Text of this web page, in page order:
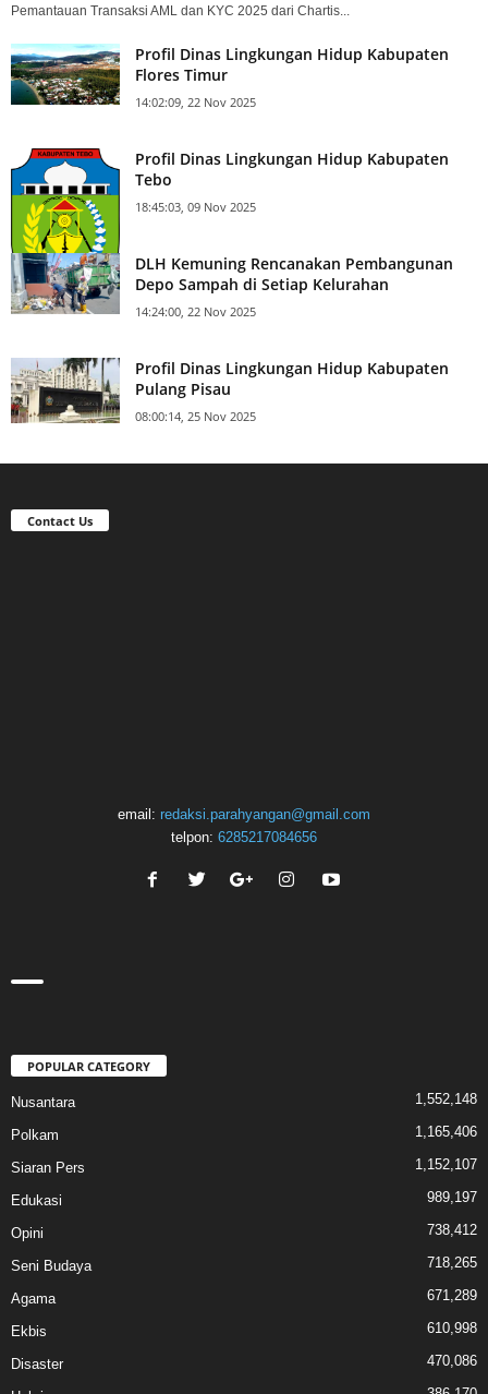
Pemantauan Transaksi AML dan KYC 2025 dari Chartis...
Profil Dinas Lingkungan Hidup Kabupaten
Flores Timur
14:02:09, 22 Nov 2025
Profil Dinas Lingkungan Hidup Kabupaten
Tebo
18:45:03, 09 Nov 2025
DLH Kemuning Rencanakan Pembangunan
Depo Sampah di Setiap Kelurahan
14:24:00, 22 Nov 2025
Profil Dinas Lingkungan Hidup Kabupaten
Pulang Pisau
08:00:14, 25 Nov 2025
Contact Us
email: redaksi.parahyangan@gmail.com
telpon: 6285217084656
POPULAR CATEGORY
Nusantara 1,552,148
Polkam 1,165,406
Siaran Pers 1,152,107
Edukasi 989,197
Opini 738,412
Seni Budaya 718,265
Agama 671,289
Ekbis 610,998
Disaster 470,086